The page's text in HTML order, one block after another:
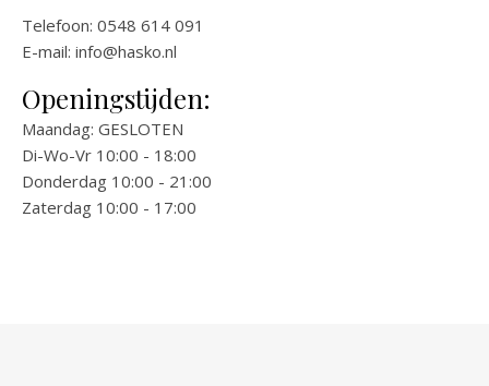
Telefoon: 0548 614 091
E-mail: info@hasko.nl
Openingstijden:
Maandag: GESLOTEN
Di-Wo-Vr 10:00 - 18:00
Donderdag 10:00 - 21:00
Zaterdag 10:00 - 17:00